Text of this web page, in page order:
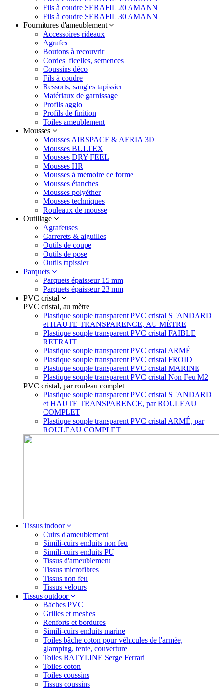
Fils à coudre SERAFIL 20 AMANN
Fils à coudre SERAFIL 30 AMANN
Fournitures d'ameublement
Accessoires rideaux
Agrafes
Boutons à recouvrir
Cordes, ficelles, semences
Coussins déco
Fils à coudre
Ressorts, sangles tapissier
Matériaux de garnissage
Profils agglo
Profils de finition
Toiles ameublement
Mousses
Mousses AIRSPACE & AERIA 3D
Mousses BULTEX
Mousses DRY FEEL
Mousses HR
Mousses à mémoire de forme
Mousses étanches
Mousses polyéther
Mousses techniques
Rouleaux de mousse
Outillage
Agrafeuses
Carrerets & aiguilles
Outils de coupe
Outils de pose
Outils tapissier
Parquets
Parquets épaisseur 15 mm
Parquets épaisseur 23 mm
PVC cristal
PVC cristal, au mètre
Plastique souple transparent PVC cristal STANDARD
et HAUTE TRANSPARENCE, AU MÈTRE
Plastique souple transparent PVC cristal FAIBLE
RETRAIT
Plastique souple transparent PVC cristal ARMÉ
Plastique souple transparent PVC cristal FROID
Plastique souple transparent PVC cristal MARINE
Plastique souple transparent PVC cristal Non Feu M2
PVC cristal, par rouleau complet
Plastique souple transparent PVC cristal STANDARD
et HAUTE TRANSPARENCE, par ROULEAU
COMPLET
Plastique souple transparent PVC cristal ARMÉ, par
ROULEAU COMPLET
Tissus indoor
Cuirs d'ameublement
Simili-cuirs enduits non feu
Simili-cuirs enduits PU
Tissus d'ameublement
Tissus microfibres
Tissus non feu
Tissus velours
Tissus outdoor
Bâches PVC
Grilles et meshes
Renforts et bordures
Simili-cuirs enduits marine
Toiles bâche coton pour véhicules de l'armée,
glamping, tente, couverture
Toiles BATYLINE Serge Ferrari
Toiles coton
Toiles coussins
Tissus coussins